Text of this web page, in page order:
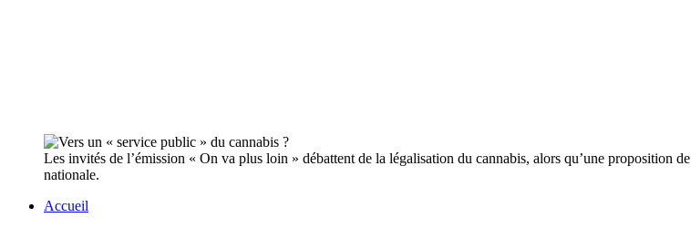
Les invités de l’émission « On va plus loin » débattent de la légalisation du cannabis, alors qu’une proposition
nationale.
Accueil